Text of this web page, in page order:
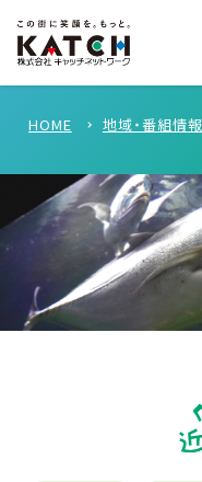
HOME 地域・番組情報